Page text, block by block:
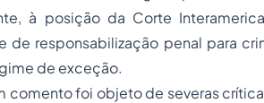
à posição da Corte
de responsabilização penal para
de exceção.
comento foi objeto de severas